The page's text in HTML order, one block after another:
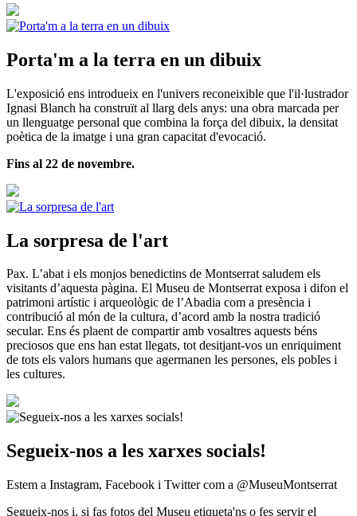
Porta'm a la terra en un dibuix
L'exposició ens introdueix en l'univers reconeixible que l'il·lustrador
Ignasi Blanch ha construït al llarg dels anys: una obra marcada per
un llenguatge personal que combina la força del dibuix, la densitat
poètica de la imatge i una gran capacitat d'evocació.
Fins al 22 de novembre.
La sorpresa de l'art
Pax. L’abat i els monjos benedictins de Montserrat saludem els
visitants d’aquesta pàgina. El Museu de Montserrat exposa i difon el
patrimoni artístic i arqueològic de l’Abadia com a presència i
contribució al món de la cultura, d’acord amb la nostra tradició
secular. Ens és plaent de compartir amb vosaltres aquests béns
preciosos que ens han estat llegats, tot desitjant-vos un enriquiment
de tots els valors humans que agermanen les persones, els pobles i
les cultures.
Segueix-nos a les xarxes socials!
Estem a Instagram, Facebook i Twitter com a @MuseuMontserrat
Segueix-nos i, si fas fotos del Museu etiqueta'ns o fes servir el